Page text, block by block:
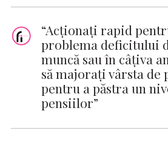
“Acționați rapid
problema deficitului
muncă sau în câțiva
să majorați vârsta de
pentru a păstra un
pensiilor”